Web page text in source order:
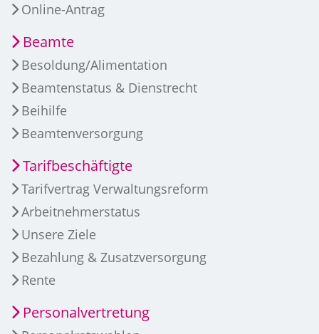
Online-Antrag
Beamte
Besoldung/Alimentation
Beamtenstatus & Dienstrecht
Beihilfe
Beamtenversorgung
Tarifbeschäftigte
Tarifvertrag Verwaltungsreform
Arbeitnehmerstatus
Unsere Ziele
Bezahlung & Zusatzversorgung
Rente
Personalvertretung